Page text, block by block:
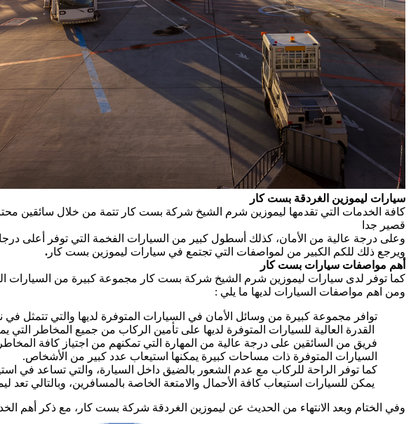
سيارات ليموزين الغردقة بست كار
كافة الخدمات التي تقدمها ليموزين شرم الشيخ شركة بست کار تتمة من خلال سائقين
قصير جدا
وعلى درجة عالية من الأمان، كذلك أسطول كبير من السيارات الفخمة التي توفر أعلى
ويرجع ذلك للكم الكبير من لمواصفات التي تجتمع في سيارات ليموزين بست كار .
أهم مواصفات سيارات بست كار
كما توفر لدى سيارات ليموزين شرم الشيخ شركة بست کار مجموعة كبيرة من السيارات التي
ومن اهم مواصفات السيارات لديها ما يلي :
توافر مجموعة كبيرة من وسائل الأمان في السيارات المتوفرة لديها والتي تتمثل
القدرة العالية للسيارات المتوفرة لديها على تأمين الركاب من جميع المخاطر
فريق من السائقين على درجة عالية من المهارة التي تمكنهم من اجتياز كافة
السيارات المتوفرة ذات مساحات كبيرة يمكنها استيعاب عدد كبير من الأشخاص.
كما توفر الراحة للركاب مع عدم الشعور بالضيق داخل السيارة، والتي تساعد في
يمكن للسيارات استيعاب كافة الأحمال والامتعة الخاصة بالمسافرين، وبالتالي تعد
وفي الختام وبعد الانتهاء من الحديث عن ليموزين الغردقة شركة بست کار، مع ذكر أهم